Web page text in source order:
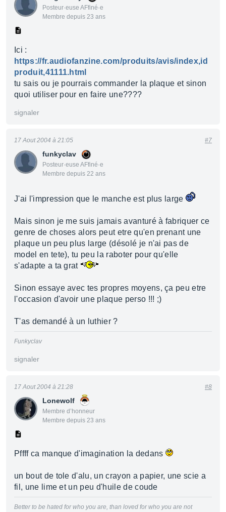
Posteur·euse AFfiné·e
Membre depuis 23 ans
Ici :
https://fr.audiofanzine.com/produits/avis/index,id
produit,41111.html
tu sais ou je pourrais commander la plaque et sinon
quoi utiliser pour en faire une????
signaler
funkyclav
Posteur·euse AFfiné·e
Membre depuis 22 ans
17 Aout 2004 à 21:05 #7
J'ai l'impression que le manche est plus large
Mais sinon je me suis jamais avanturé à fabriquer ce
genre de choses alors peut etre qu'en prenant une
plaque un peu plus large (désolé je n'ai pas de
model en tete), tu peu la raboter pour qu'elle
s'adapte a ta grat
Sinon essaye avec tes propres moyens, ça peu etre
l'occasion d'avoir une plaque perso !!! ;)
T'as demandé à un luthier ?
Funkyclav
signaler
Lonewolf
Membre d’honneur
Membre depuis 23 ans
17 Aout 2004 à 21:28 #8
Pffff ca manque d'imagination la dedans
un bout de tole d'alu, un crayon a papier, une scie a
fil, une lime et un peu d'huile de coude
Better to be hated for who you are, than loved for who you are not